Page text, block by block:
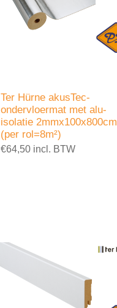
Ter Hürne akusTec-
ondervloermat met alu-
isolatie 2mmx100x800cm
(per rol=8m²)
€64,50 incl. BTW